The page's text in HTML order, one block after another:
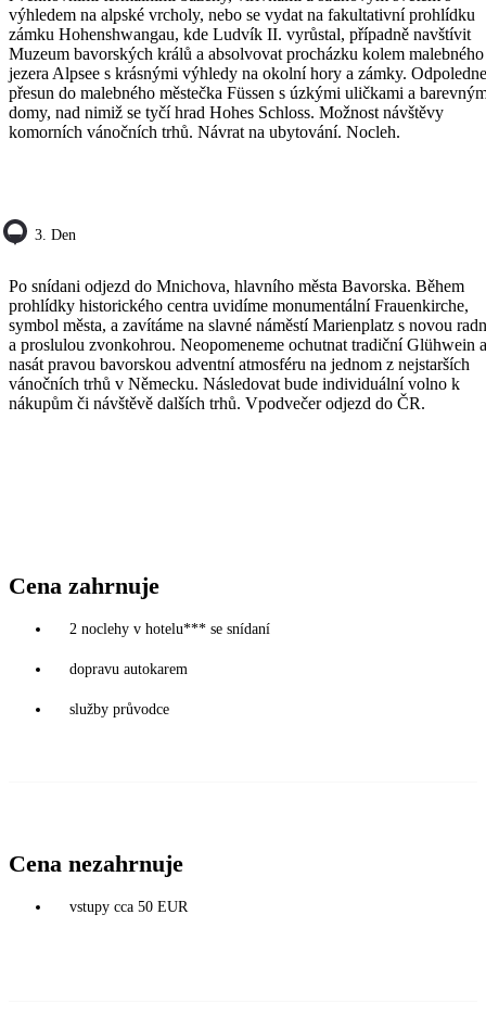
výhledem na alpské vrcholy, nebo se vydat na fakultativní prohlídku
zámku Hohenshwangau, kde Ludvík II. vyrůstal, případně navštívit
Muzeum bavorských králů a absolvovat procházku kolem malebného
jezera Alpsee s krásnými výhledy na okolní hory a zámky. Odpoledne
přesun do malebného městečka Füssen s úzkými uličkami a
domy, nad nimiž se tyčí hrad Hohes Schloss. Možnost návštěvy
komorních vánočních trhů. Návrat na ubytování. Nocleh.
3. Den
Po snídani odjezd do Mnichova, hlavního města Bavorska. Během
prohlídky historického centra uvidíme monumentální Frauenkirche,
symbol města, a zavítáme na slavné náměstí Marienplatz s novou
a proslulou zvonkohrou. Neopomeneme ochutnat tradiční Glühwein a
nasát pravou bavorskou adventní atmosféru na jednom z nejstarších
vánočních trhů v Německu. Následovat bude individuální volno k
nákupům či návštěvě dalších trhů. Vpodvečer odjezd do ČR.
Cena zahrnuje
2 noclehy v hotelu*** se snídaní
dopravu autokarem
služby průvodce
Cena nezahrnuje
vstupy cca 50 EUR